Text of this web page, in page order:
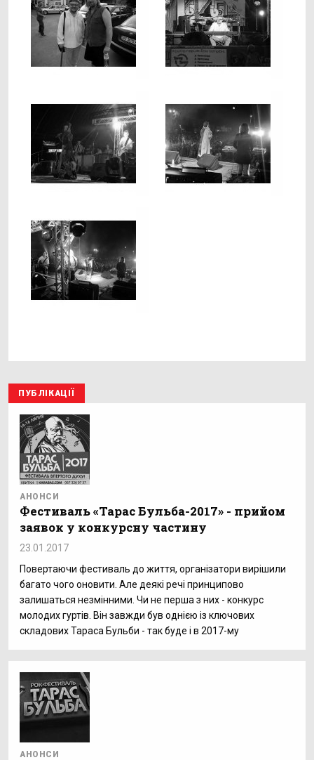
ПУБЛІКАЦІЇ
АНОНСИ
Фестиваль «Тарас Бульба-2017» - прийом
заявок у конкурсну частину
23.01.2017
Повертаючи фестиваль до життя, організатори вирішили
багато чого оновити. Але деякі речі принципово
залишаться незмінними. Чи не перша з них - конкурс
молодих гуртів. Він завжди був однією із ключових
складових Тараса Бульби - так буде і в 2017-му
АНОНСИ